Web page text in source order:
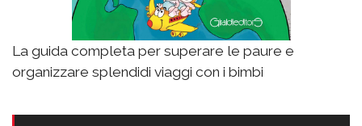
La guida completa per superare le paure e
organizzare splendidi viaggi con i bimbi